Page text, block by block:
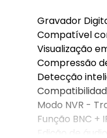
Gravador
Compatível
Visualização
Compressão
Detecção
Modo NVR -
Função BNC +
Edição de